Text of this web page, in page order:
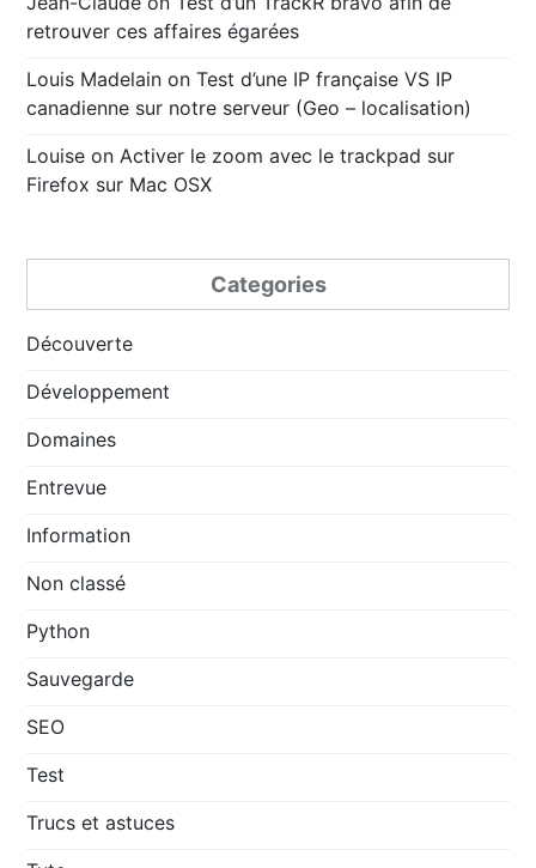
retrouver ces affaires égarées
Louis Madelain onTest d’une IP française VS IP
canadienne sur notre serveur (Geo – localisation)
Louise on Activer le zoom avec le trackpad sur
Firefox sur Mac OSX
Categories
Découverte
Développement
Domaines
Entrevue
Information
Non classé
Python
Sauvegarde
SEO
Test
Trucs et astuces